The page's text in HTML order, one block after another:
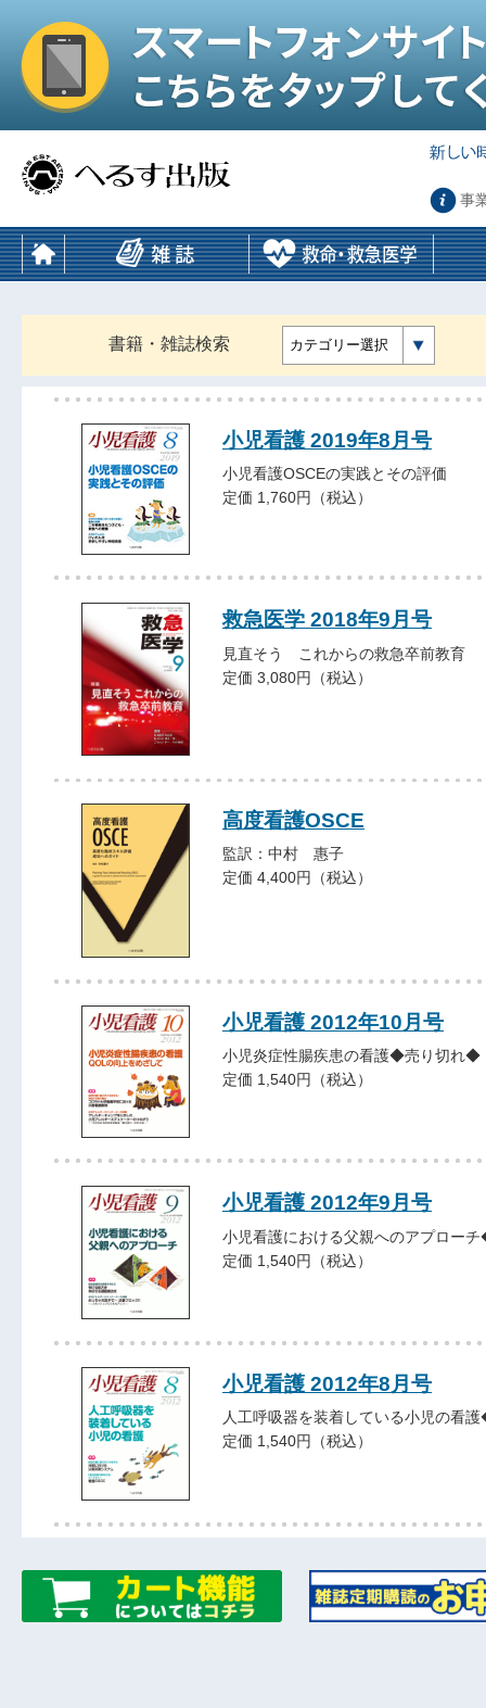
事
書籍・雑誌検索 カテゴリー選択
小児看護 2019年8月号
小児看護OSCEの実践とその評価
定価 1,760円（税込）
救急医学 2018年9月号
見直そう これからの救急卒前教育
定価 3,080円（税込）
高度看護OSCE
監訳：中村 惠子
定価 4,400円（税込）
小児看護 2012年10月号
小児炎症性腸疾患の看護◆売り切れ◆
定価 1,540円（税込）
小児看護 2012年9月号
小児看護における父親へのアプロー
定価 1,540円（税込）
小児看護 2012年8月号
人工呼吸器を装着している小児の看
定価 1,540円（税込）